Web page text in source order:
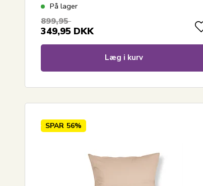
På lager
899,95
349,95 DKK
Læg i kurv
SPAR 56%